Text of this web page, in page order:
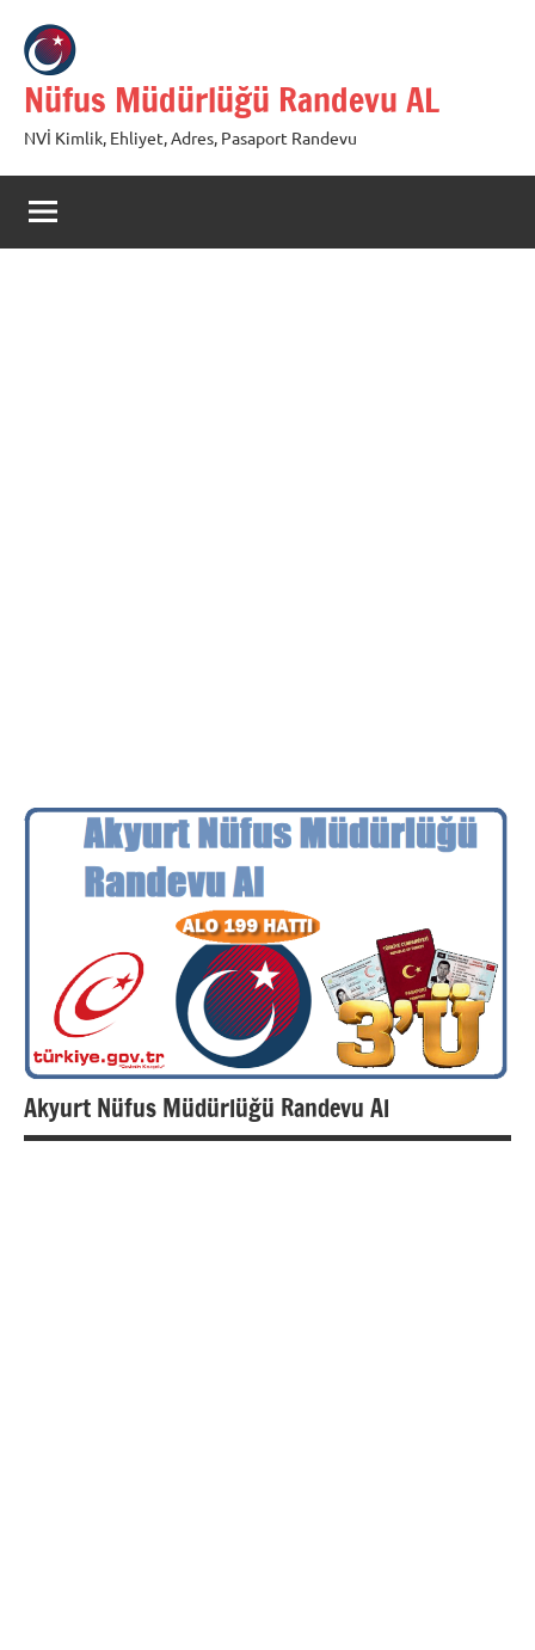
geç
Nüfus Müdürlüğü Randevu AL
NVİ Kimlik, Ehliyet, Adres, Pasaport Randevu
Akyurt Nüfus Müdürlüğü Randevu Al